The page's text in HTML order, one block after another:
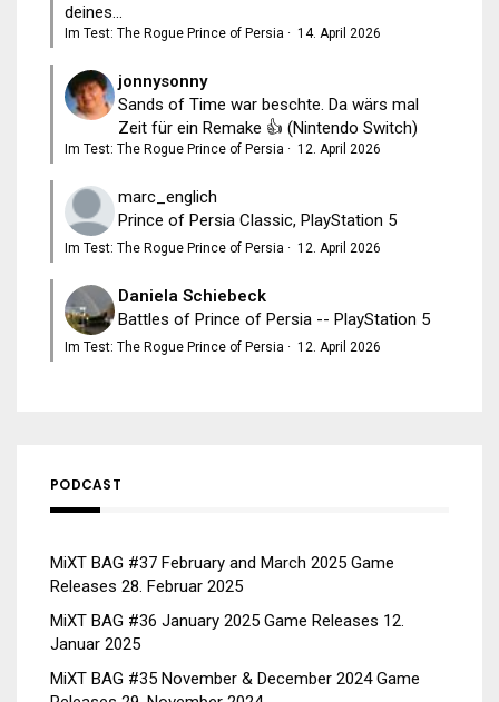
deines...
Im Test: The Rogue Prince of Persia · 14. April 2026
jonnysonny
Sands of Time war beschte. Da wärs mal
Zeit für ein Remake 👍 (Nintendo Switch)
Im Test: The Rogue Prince of Persia · 12. April 2026
marc_englich
Prince of Persia Classic, PlayStation 5
Im Test: The Rogue Prince of Persia · 12. April 2026
Daniela Schiebeck
Battles of Prince of Persia -- PlayStation 5
Im Test: The Rogue Prince of Persia · 12. April 2026
PODCAST
MiXT BAG #37 February and March 2025 Game
Releases 28. Februar 2025
MiXT BAG #36 January 2025 Game Releases 12.
Januar 2025
MiXT BAG #35 November & December 2024 Game